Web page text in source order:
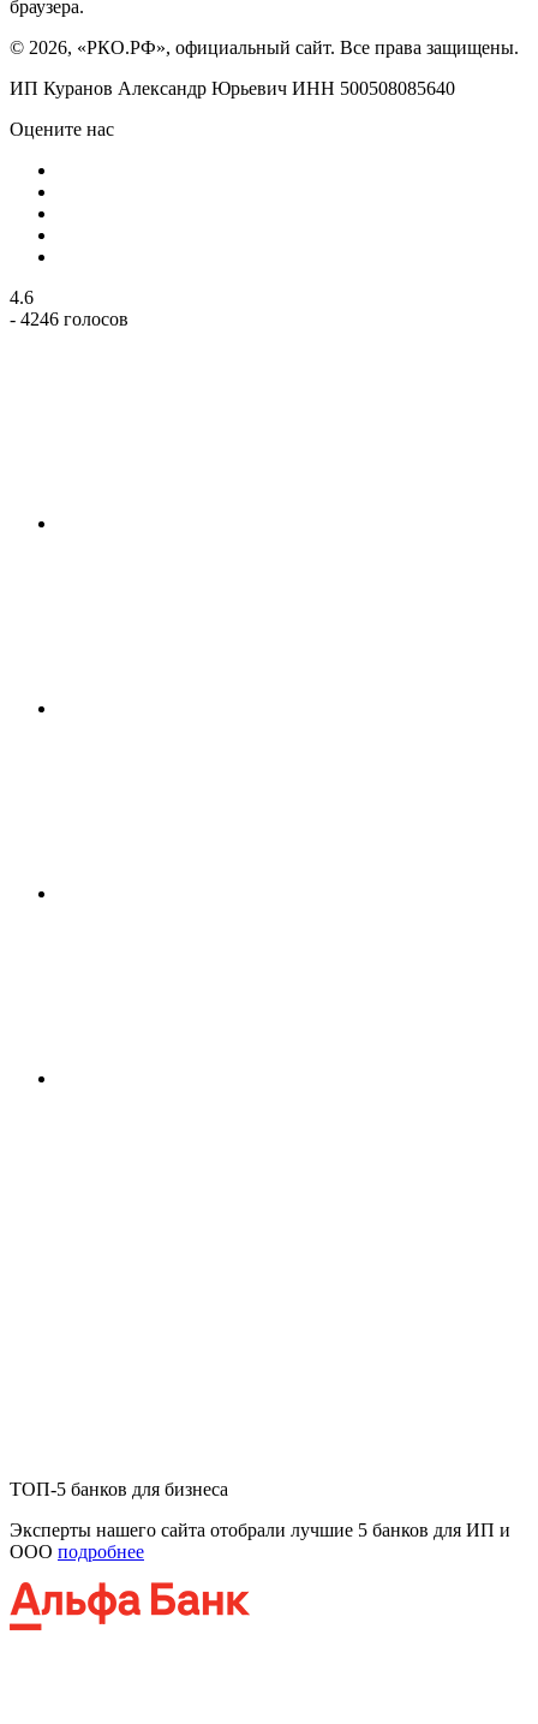
браузера.
© 2026, «РКО.РФ», официальный сайт. Все права защищены.
ИП Куранов Александр Юрьевич ИНН 500508085640
Оцените нас
4.6
- 4246 голосов
ТОП-5 банков для бизнеса
Эксперты нашего сайта отобрали лучшие 5 банков для ИП и
ООО подробнее